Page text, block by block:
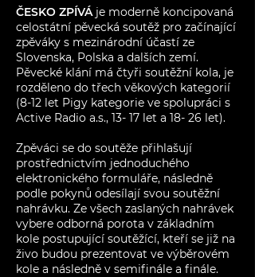
ČESKO ZPÍVÁje moderně koncipovaná
celostátní pěvecká soutěž pro začínající
zpěváky s mezinárodní účastí ze
Slovenska, Polska a dalších zemí.
Pěvecké klání má čtyři soutěžní kola, je
rozděleno do třech věkových kategorií
(8-12 let Pigy kategorie ve spolupráci s
Active Radio a.s., 13- 17 let a 18- 26 let).
Zpěváci se do soutěže přihlašují
prostřednictvím jednoduchého
elektronického formuláře, následně
podle pokynů odesílají svou soutěžní
nahrávku. Ze všech zaslaných nahrávek
vybere odborná porota v základním
kole postupující soutěžící, kteří se již na
živo budou prezentovat ve výběrovém
kole a následně v semifinále a finále.